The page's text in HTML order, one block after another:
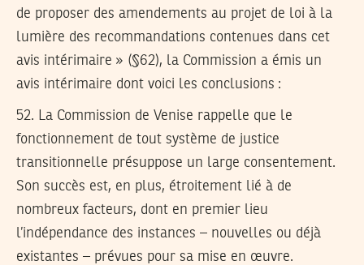
de proposer des amendements au projet de loi à la
lumière des recommandations contenues dans cet
avis intérimaire » (§62), la Commission a émis un
avis intérimaire dont voici les conclusions :
52. La Commission de Venise rappelle que le
fonctionnement de tout système de justice
transitionnelle présuppose un large consentement.
Son succès est, en plus, étroitement lié à de
nombreux facteurs, dont en premier lieu
l’indépendance des instances – nouvelles ou déjà
existantes – prévues pour sa mise en œuvre.